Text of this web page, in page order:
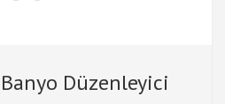
Düzenleyici